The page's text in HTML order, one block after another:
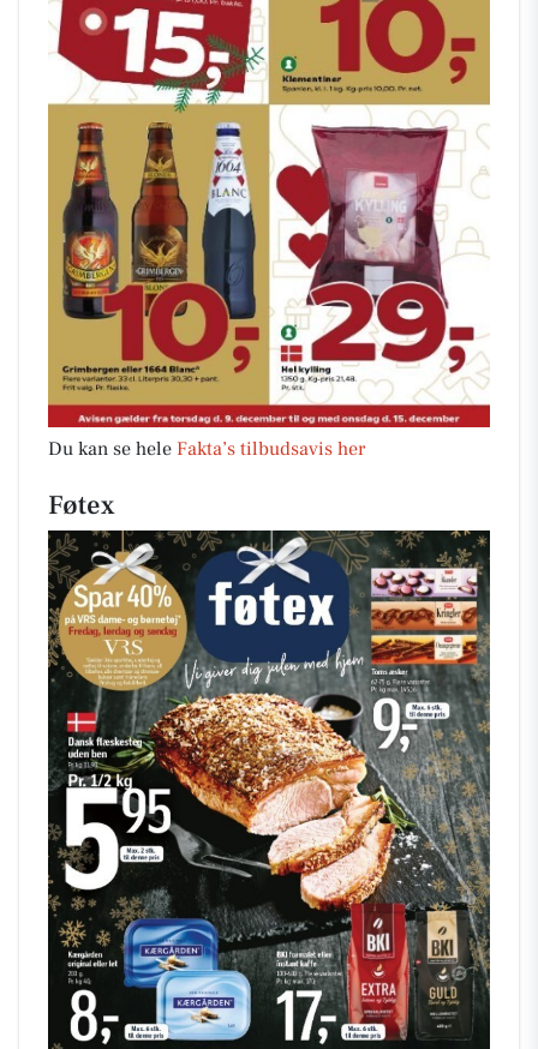
Du kan se hele Fakta’s tilbudsavis her
Føtex